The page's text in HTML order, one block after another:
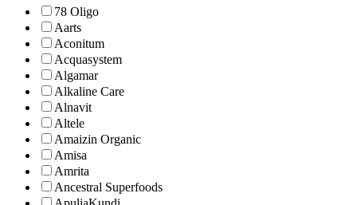
78 Oligo
Aarts
Aconitum
Acquasystem
Algamar
Alkaline Care
Alnavit
Altele
Amaizin Organic
Amisa
Amrita
Ancestral Superfoods